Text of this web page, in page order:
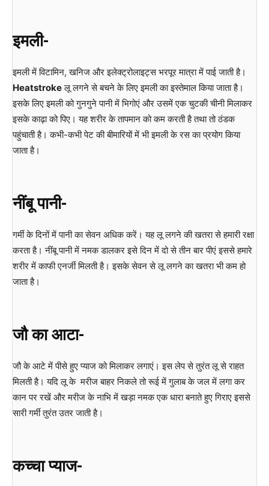
इमली-
इमली में विटामिन, खनिज और इलेक्ट्रोलाइट्स भरपूर मात्रा में पाई जाती है।
Heatstrokeलू लगने से बचने के लिए इमली का इस्तेमाल किया जाता है।
इसके लिए इमली को गुनगुने पानी में भिगोएं और उसमें एक चुटकी चीनी मिलाकर
इसके काढ़ा को पिए। यह शरीर के तापमान को कम करती है तथा तो ठंडक
पहुंचाती है। कभी-कभी पेट की बीमारियों में भी इमली के रस का प्रयोग किया
जाता है।
नींबू पानी-
गर्मी के दिनों में पानी का सेवन अधिक करें। यह लू लगने की खतरा से हमारी रक्षा
करता है। नींबू पानी में नमक डालकर इसे दिन में दो से तीन बार पीएं इससे हमारे
शरीर में काफी एनर्जी मिलती है। इसके सेवन से लू लगने का खतरा भी कम हो
जाता है।
जौ का आटा-
जौ के आटे में पीसे हुए प्याज को मिलाकर लगाएं। इस लेप से तुरंत लू से राहत
मिलती है। यदि लू के मरीज बाहर निकले तो रूई में गुलाब के जल में लगा कर
कान पर रखें और मरीज के नाभि में खड़ा नमक एक धारा बनाते हुए गिराए इससे
सारी गर्मी तुरंत उतर जाती है।
कच्चा प्याज-